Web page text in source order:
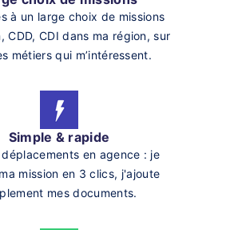
à un large choix de missions
CDD, CDI dans ma région, sur
métiers qui m’intéressent.
Simple & rapide
déplacements en agence : je
mission en 3 clics, j'ajoute
mes documents.